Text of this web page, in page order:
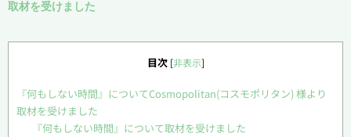
取材を受けました
目次 [非表示]
『何もしない時間』についてCosmopolitan(コスモポリタン) 様より
取材を受けました
『何もしない時間』について取材を受けました